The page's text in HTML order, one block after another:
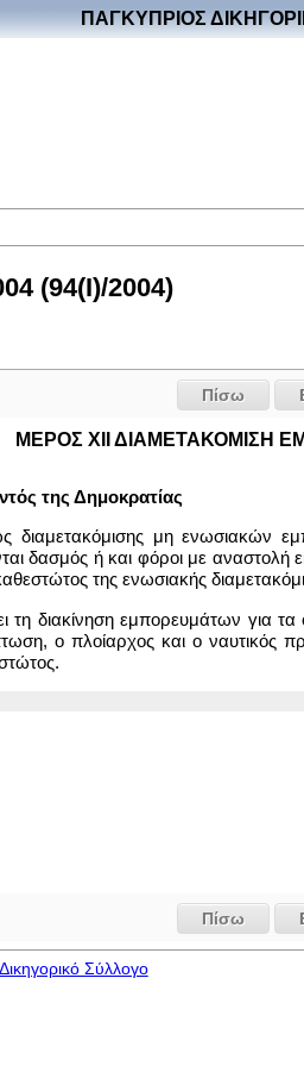
ΠΑΓΚΥΠΡΙΟΣ
(94(I)/2004)
Πίσω
ΜΕΡΟΣ ΧΙΙ ΔΙΑΜΕΤΑΚΟΜΙΣΗ
της Δημοκρατίας
διαμετακόμισης μη ενωσιακών
δασμός ή και φόροι με
της ενωσιακής
τη διακίνηση εμπορευμάτων για
ο πλοίαρχος και ο ναυτικός
Πίσω
Σύλλογο